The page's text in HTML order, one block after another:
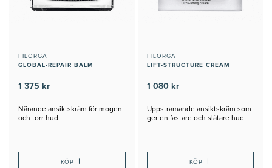
FILORGA
GLOBAL-REPAIR BALM
1 375 kr
Närande ansiktskräm för mogen
och torr hud
KÖP+
FILORGA
LIFT-STRUCTURE CREAM
1 080 kr
Uppstramande ansiktskräm som
ger en fastare och slätare hud
KÖP +